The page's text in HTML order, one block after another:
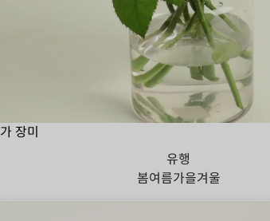
장미
유행
봄여름가을겨울